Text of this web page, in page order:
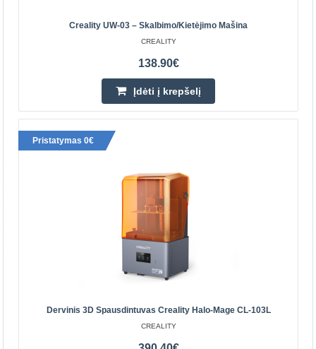
UW-03 plovimo ir kietinimo mašina siūlo du viename
kartos mašina pasižymi stipresniu sūkuriu ir yra efek..
138.90€
Centriniame Sandėlyje NĖRA
Įdėti į krepšelį
Pridėti prie pageidavimų sąrašo
Creality UW-03 – Skalbimo/kietėjimo Mašina
CREALITY
138.90€
Įdėti į krepšelį
Pristatymas 0€
Dervinis 3D Spausdintuvas Creality Halo-Mage CL-103L
CREALITY